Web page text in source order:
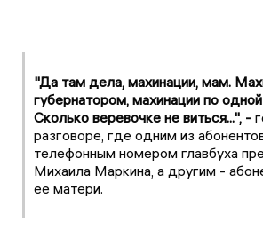
"Да там дела, махинации, мам.
губернатором, махинации по
Сколько веревочке не виться...", -
разговоре, где одним из
телефонным номером главбуха
Михаила Маркина, а другим -
ее матери.